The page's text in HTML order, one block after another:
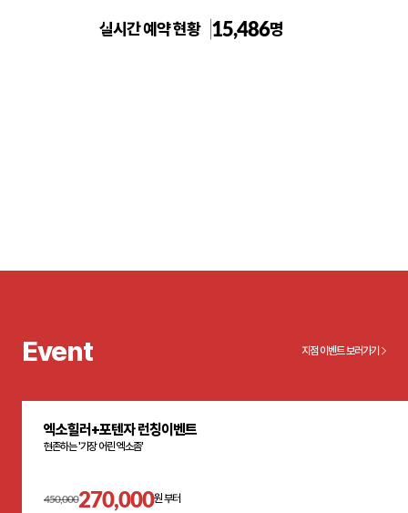
톡스앤필의원 송파점
실시간 예약 현황 15,486명
Event 지점 이벤트 보러가기
엑소힐러+포텐자 런칭이벤트
현존하는 '가장 어린 엑소좀'
450,000270,000원 부터